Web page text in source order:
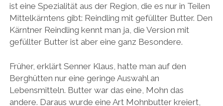
ist eine Spezialität aus der Region, die es nur in Teilen
Mittelkärntens gibt: Reindling mit gefüllter Butter. Den
Kärntner Reindling kennt man ja, die Version mit
gefüllter Butter ist aber eine ganz Besondere.
Früher, erklärt Senner Klaus, hatte man auf den
Berghütten nur eine geringe Auswahl an
Lebensmitteln. Butter war das eine, Mohn das
andere. Daraus wurde eine Art Mohnbutter kreiert,